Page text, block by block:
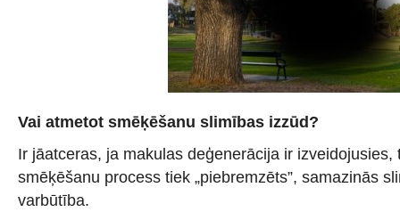
Vai atmetot smēķēšanu slimības izzūd?
Ir jāatceras, ja makulas deģenerācija ir izveidojusies,
smēķēšanu process tiek „piebremzēts”, samazinās
varbūtība.